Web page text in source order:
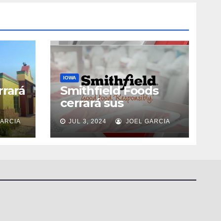
IOWA
Smithfield Foods
cerrará sus
instalaciones de
Altoona, 314
empleados seran
JUL 3, 2024 JOEL GARCIA